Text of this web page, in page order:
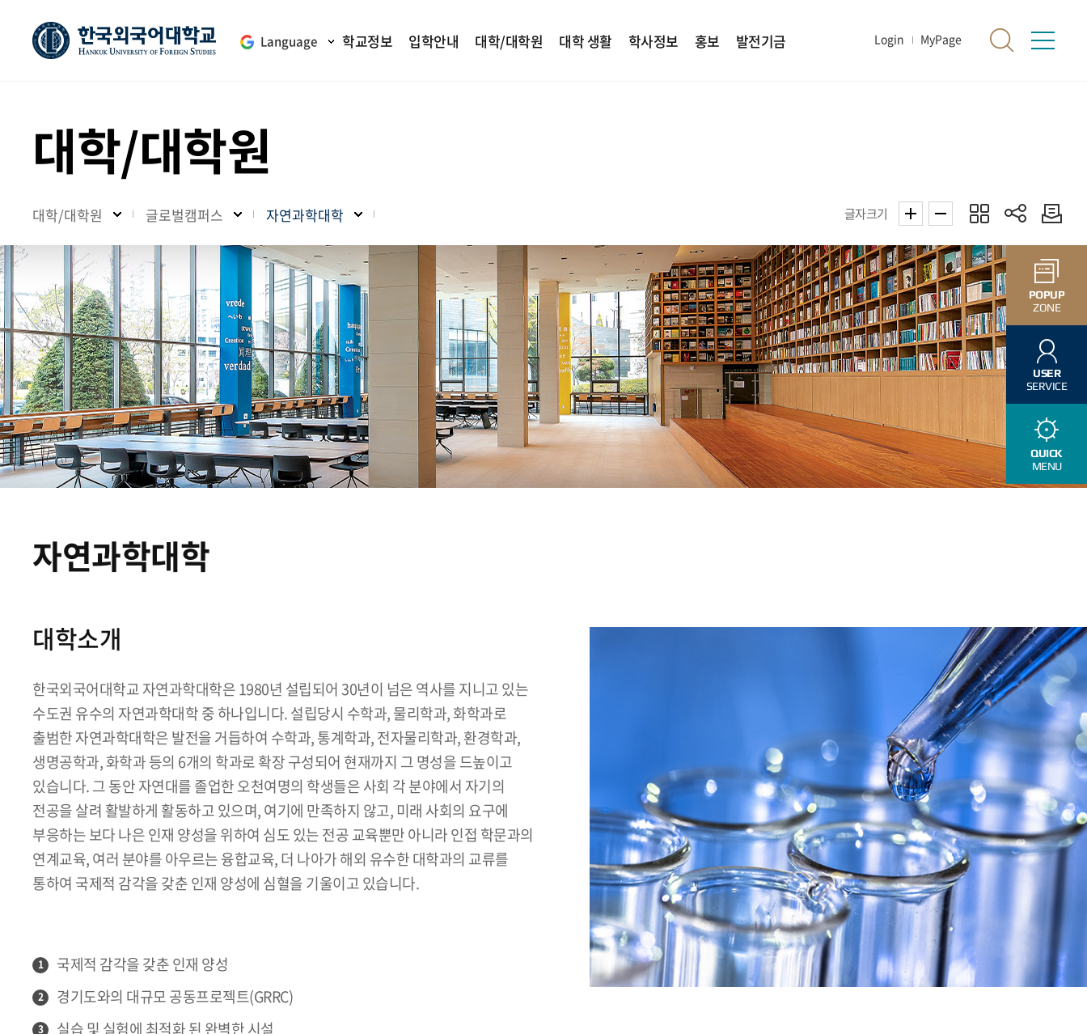
Language 학교정보 입학안내 대학/대학원 대학 생활 학사정보 홍보 발전기금 Login MyPage
대학/대학원
대학/대학원 글로벌캠퍼스 자연과학대학 글자크기
자연과학대학
대학소개
한국외국어대학교 자연과학대학은 1980년 설립되어 30년이 넘은 역사를 지니고 있는
수도권 유수의 자연과학대학 중 하나입니다. 설립당시 수학과, 물리학과, 화학과로
출범한 자연과학대학은 발전을 거듭하여 수학과, 통계학과, 전자물리학과, 환경학과,
생명공학과, 화학과 등의 6개의 학과로 확장 구성되어 현재까지 그 명성을 드높이고
있습니다. 그 동안 자연대를 졸업한 오천여명의 학생들은 사회 각 분야에서 자기의
전공을 살려 활발하게 활동하고 있으며, 여기에 만족하지 않고, 미래 사회의 요구에
부응하는 보다 나은 인재 양성을 위하여 심도 있는 전공 교육뿐만 아니라 인접 학문과의
연계교육, 여러 분야를 아우르는 융합교육, 더 나아가 해외 유수한 대학과의 교류를
통하여 국제적 감각을 갖춘 인재 양성에 심혈을 기울이고 있습니다.
1 국제적 감각을 갖춘 인재 양성
2 경기도와의 대규모 공동프로젝트(GRRC)
3 실습 및 실험에 최적화 된 완벽한 시설
POPUP
ZONE
USER
SERVICE
QUICK
MENU